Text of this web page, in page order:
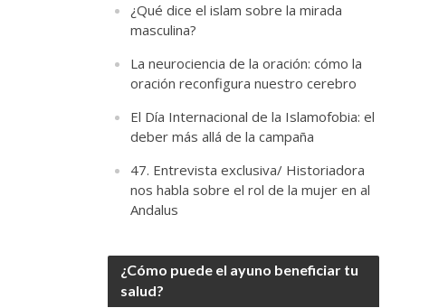
¿Qué dice el islam sobre la mirada
masculina?
La neurociencia de la oración: cómo la
oración reconfigura nuestro cerebro
El Día Internacional de la Islamofobia: el
deber más allá de la campaña
47. Entrevista exclusiva/ Historiadora
nos habla sobre el rol de la mujer en al
Andalus
¿Cómo puede el ayuno beneficiar tu
salud?